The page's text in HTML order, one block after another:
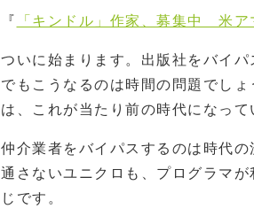
『 「キンドル」作家、募集中 米
ついに始まります。出版社をバイ
でもこうなるのは時間の問題でし
は、これが当たり前の時代になっ
仲介業者をバイパスするのは時代
通さないユニクロも、プログラマ
じです。